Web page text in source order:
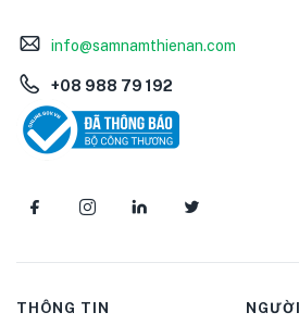
info@samnamthienan.com
+08 988 79 192
THÔNG TIN